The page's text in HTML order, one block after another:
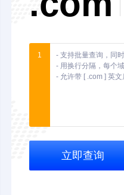
1
立即查询